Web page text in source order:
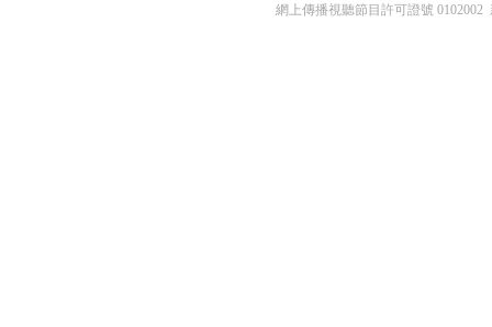
網上傳播視聽節目許可證號 0102002